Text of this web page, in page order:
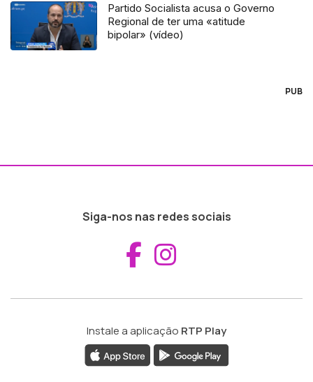
Partido Socialista acusa o Governo
Regional de ter uma «atitude
bipolar» (vídeo)
PUB
Siga-nos nas redes sociais
Aceder ao
Instale a aplicação RTP Play